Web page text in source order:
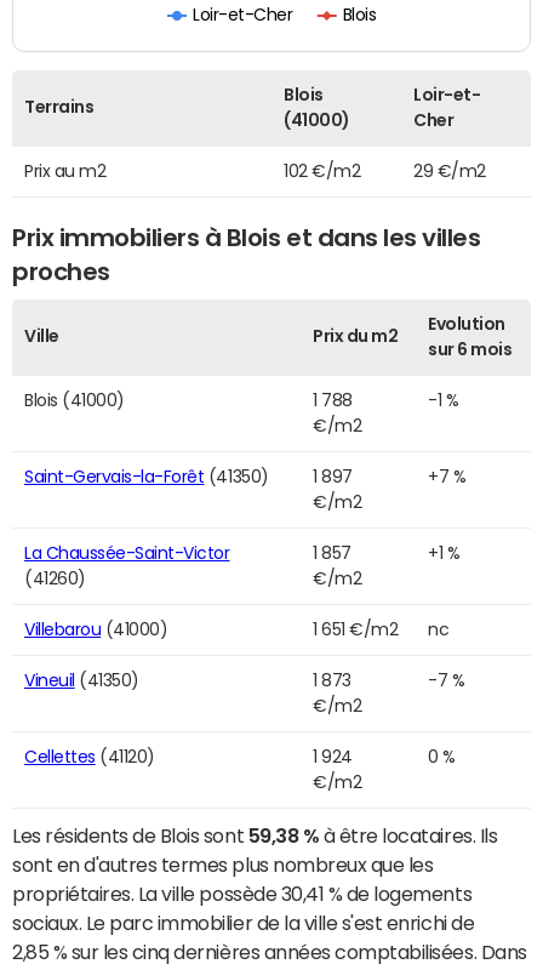
Loir-et-Cher Blois
Terrains
Blois
(41000)
Loir-et-
Cher
Prix au m2 102 €/m2 29 €/m2
Prix immobiliers à Blois et dans les villes
proches
Ville Prix du m2
Evolution
sur 6 mois
Blois (41000)
1 788
€/m2
-1 %
Saint-Gervais-la-Forêt (41350)
1 897
€/m2
+7 %
La Chaussée-Saint-Victor
(41260)
1 857
€/m2
+1 %
Villebarou (41000) 1 651 €/m2 nc
Vineuil (41350)
1 873
€/m2
-7 %
Cellettes (41120)
1 924
€/m2
0 %
Les résidents de Blois sont 59,38 % à être locataires. Ils
sont en d'autres termes plus nombreux que les
propriétaires. La ville possède 30,41 % de logements
sociaux. Le parc immobilier de la ville s'est enrichi de
2,85 % sur les cinq dernières années comptabilisées. Dans